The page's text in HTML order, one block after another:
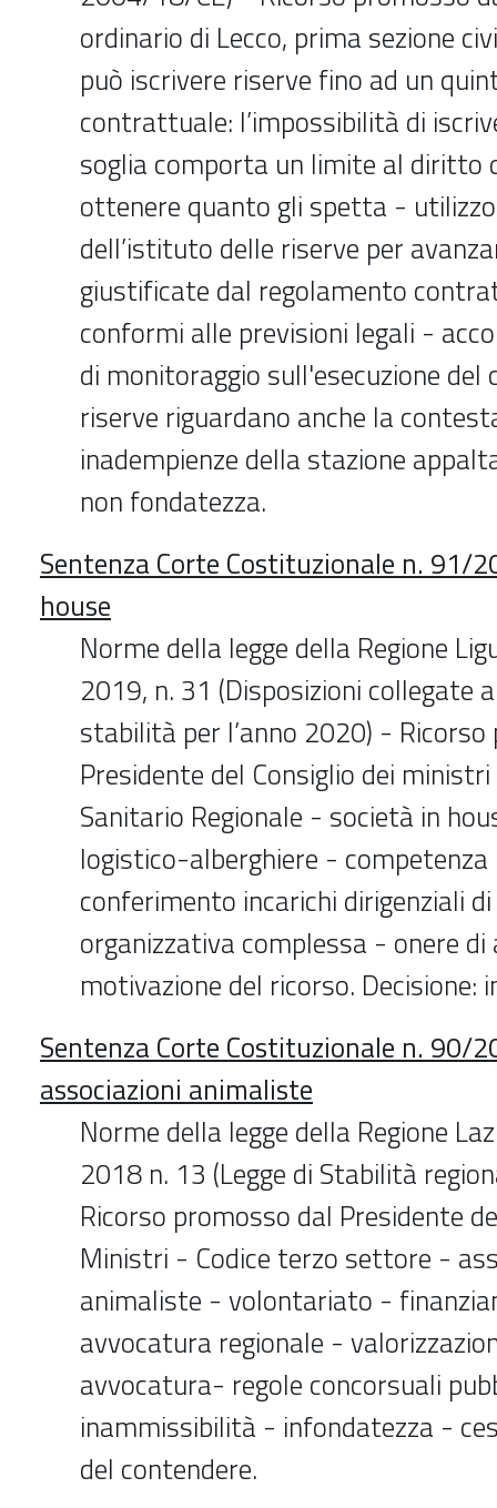
ordinario di Lecco, prima sezione
può iscrivere riserve fino ad un
contrattuale: l’impossibilità di
soglia comporta un limite al diritto
ottenere quanto gli spetta -
dell’istituto delle riserve per
giustificate dal regolamento
conformi alle previsioni legali -
di monitoraggio sull'esecuzione
riserve riguardano anche la
inadempienze della stazione
non fondatezza.
Sentenza Corte Costituzionale n. 91/
house
Norme della legge della Regione
2019, n. 31 (Disposizioni collegate
stabilità per l’anno 2020) -
Presidente del Consiglio dei
Sanitario Regionale - società in
logistico-alberghiere -
conferimento incarichi dirigenziali
organizzativa complessa - onere di
motivazione del ricorso. Decisione:
Sentenza Corte Costituzionale n. 90/
associazioni animaliste
Norme della legge della Regione
2018 n. 13 (Legge di Stabilità
Ricorso promosso dal Presidente
Ministri - Codice terzo settore -
animaliste - volontariato -
avvocatura regionale -
avvocatura- regole concorsuali
inammissibilità - infondatezza -
del contendere.